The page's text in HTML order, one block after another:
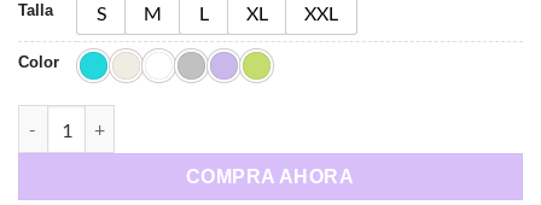
Talla S M L XL XXL
Color
COMPRA AHORA